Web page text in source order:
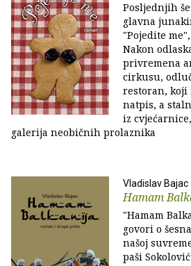
Posljednjih
glavna
"Pojedite
Nakon
privremena
cirkusu,
restoran,
natpis, a
iz
galerija neobičnih prolaznika
Vladislav Bajac
Hamam
"Hamam
govori o
našoj
paši